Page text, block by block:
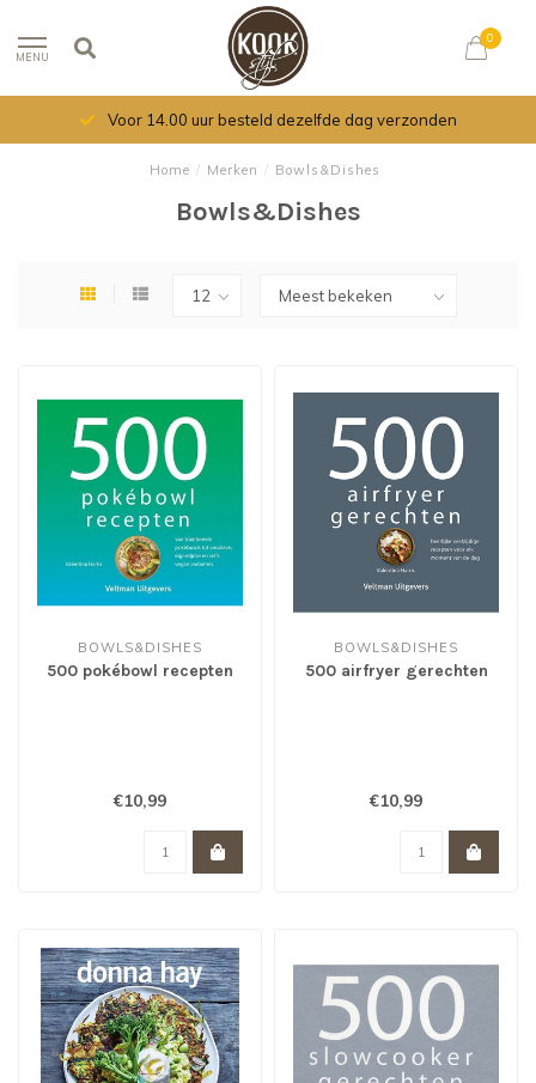
MENU
0
Voor 14.00 uur besteld dezelfde dag verzonden
Home / Merken / Bowls&Dishes
Bowls&Dishes
BOWLS&DISHES
500 pokébowl recepten
€10,99
BOWLS&DISHES
500 airfryer gerechten
€10,99